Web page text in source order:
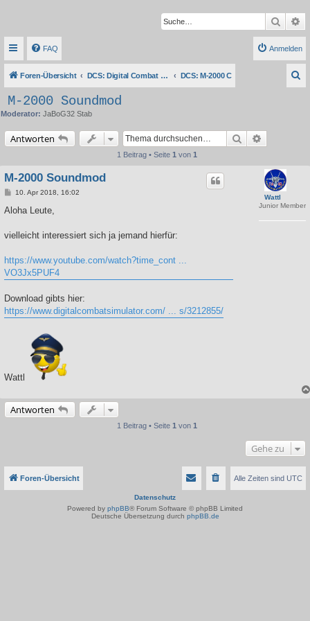
Suche
FAQ Anmelden
Foren-Übersicht DCS: Digital Combat Simulator Series DCS: M-2000 C
M-2000 Soundmod
Moderator: JaBoG32 Stab
Antworten Suche
1 Beitrag • Seite 1 von 1
Wattl
Junior Member
M-2000 Soundmod
B
i
a
10. Apr 2018, 16:02
Aloha Leute,
vielleicht interessiert sich ja jemand hierfür:
https://www.youtube.com/watch?time_cont ...
VO3Jx5PUF4
Download gibts hier:
https://www.digitalcombatsimulator.com/ ... s/3212855/
Wattl
Antworten
1 Beitrag • Seite 1 von 1
Gehe zu
Foren-Übersicht Alle Zeiten sind UTC
Datenschutz
Powered by phpBB® Forum Software © phpBB Limited
Deutsche Übersetzung durch phpBB.de